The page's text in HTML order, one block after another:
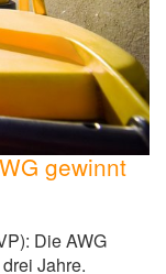
gewinnt
Die AWG
Jahre.